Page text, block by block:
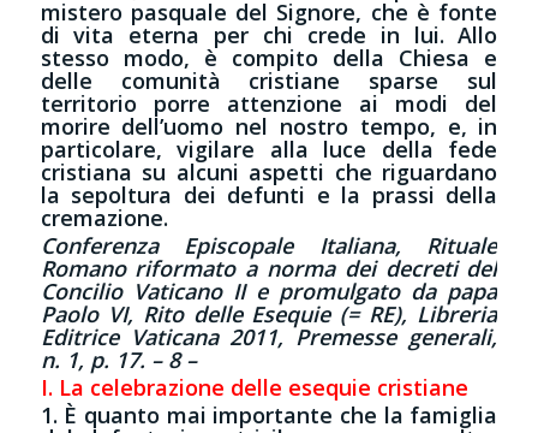
mistero pasquale del Signore, che è fonte
di vita eterna per chi crede in lui. Allo
stesso modo, è compito della Chiesa e
delle comunità cristiane sparse sul
territorio porre attenzione ai modi del
morire dell’uomo nel nostro tempo, e, in
particolare, vigilare alla luce della fede
cristiana su alcuni aspetti che riguardano
la sepoltura dei defunti e la prassi della
cremazione.
Conferenza Episcopale Italiana, Rituale
Romano riformato a norma dei decreti del
Concilio Vaticano II e promulgato da papa
Paolo VI, Rito delle Esequie (= RE), Libreria
Editrice Vaticana 2011, Premesse generali,
n. 1, p. 17. – 8 –
I. La celebrazione delle esequie cristiane
1. È quanto mai importante che la famiglia